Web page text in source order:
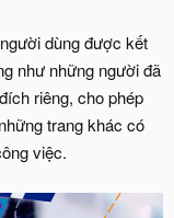
dùng được kết
như những người đã
riêng, cho phép
trang khác có
việc.